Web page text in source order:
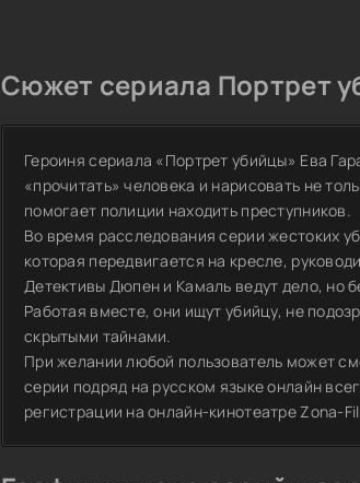
Сюжет сериала Портрет
Героиня сериала «Портрет убийцы» Ева
«прочитать» человека и нарисовать не
помогает полиции находить преступников.
Во время расследования серии жестоких
которая передвигается на кресле,
Детективы Дюпен и Камаль ведут дело, но
Работая вместе, они ищут убийцу, не
скрытыми тайнами.
При желании любой пользователь может
серии подряд на русском языке онлайн
регистрации на онлайн-кинотеатре Zona-